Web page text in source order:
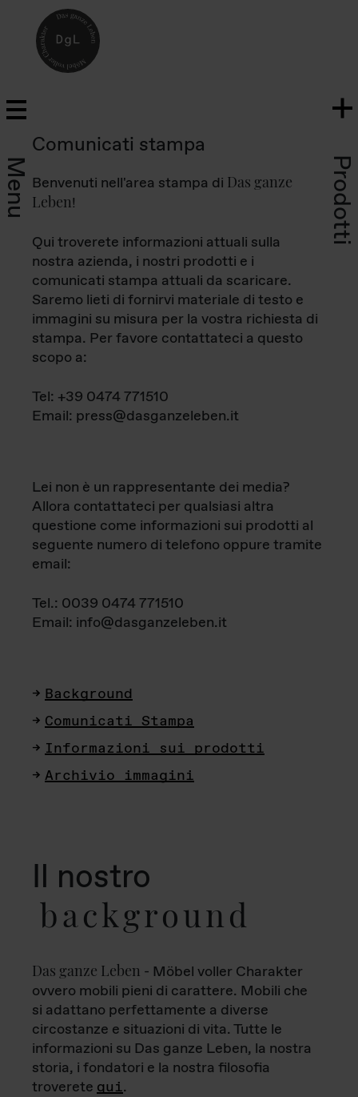
Menu Prodotti
Comunicati stampa
Benvenuti nell'area stampa di Das ganze
Leben!
Qui troverete informazioni attuali sulla
nostra azienda, i nostri prodotti e i
comunicati stampa attuali da scaricare.
Saremo lieti di fornirvi materiale di testo e
immagini su misura per la vostra richiesta di
stampa. Per favore contattateci a questo
scopo a:
Tel: +39 0474 771510
Email: press@dasganzeleben.it
Lei non è un rappresentante dei media?
Allora contattateci per qualsiasi altra
questione come informazioni sui prodotti al
seguente numero di telefono oppure tramite
email:
Tel.: 0039 0474 771510
Email: info@dasganzeleben.it
Background
Comunicati Stampa
Informazioni sui prodotti
Archivio immagini
Il nostro
background
Das ganze Leben - Möbel voller Charakter
ovvero mobili pieni di carattere. Mobili che
si adattano perfettamente a diverse
circostanze e situazioni di vita. Tutte le
informazioni su Das ganze Leben, la nostra
storia, i fondatori e la nostra filosofia
troverete qui.